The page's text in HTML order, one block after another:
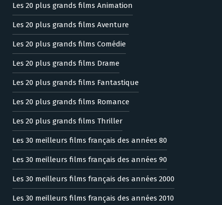
Les 20 plus grands films Animation
Les 20 plus grands films Aventure
Les 20 plus grands films Comédie
Les 20 plus grands films Drame
Les 20 plus grands films Fantastique
Les 20 plus grands films Romance
Les 20 plus grands films Thriller
Les 30 meilleurs films français des années 80
Les 30 meilleurs films français des années 90
Les 30 meilleurs films français des années 2000
Les 30 meilleurs films français des années 2010